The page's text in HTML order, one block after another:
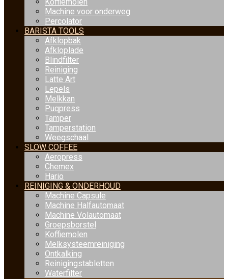
Machine voor onderweg
Percolator
BARISTA TOOLS
Afklopbak
Afkloplade
Blindfilter
Reiniging
Latte Art
Lepels
Melkkan
Puqpress
Tamper
Tamperstation
Weegschaal
SLOW COFFEE
Aeropress
Chemex
Hario
REINIGING & ONDERHOUD
Machine Capsule
Machine Halfautomaat
Machine Volautomaat
Groepsborstel
Koffiemolen
Melksysteemreiniging
Ontkalking
Reinigingstabletten
Waterfilter